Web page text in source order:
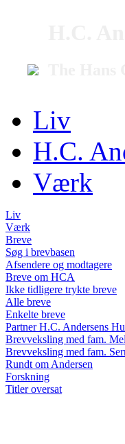
Liv
H.C.
Værk
Liv
Værk
Breve
Søg i brevbasen
Afsendere og modtagere
Breve om HCA
Ikke tidligere trykte breve
Alle breve
Enkelte breve
Partner H.C. Andersens
Brevveksling med fam.
Brevveksling med fam.
Rundt om Andersen
Forskning
Titler oversat